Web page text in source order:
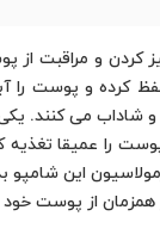
کردن و مراقبت
کرده و پوست را
شاداب می کنند.
را عمیقا تغذیه
این
همزمان از پوست